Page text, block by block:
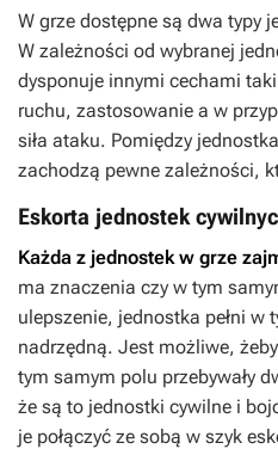
W grze dostępne są dwa typy
W zależności od wybranej
dysponuje innymi cechami
ruchu, zastosowanie a w
siła ataku. Pomiędzy
zachodzą pewne zależności,
Eskorta jednostek
Każda z jednostek w grze
ma znaczenia czy w tym
ulepszenie, jednostka pełni w
nadrzędną. Jest możliwe,
tym samym polu przebywały
że są to jednostki cywilne i
je połączyć ze sobą w szyk